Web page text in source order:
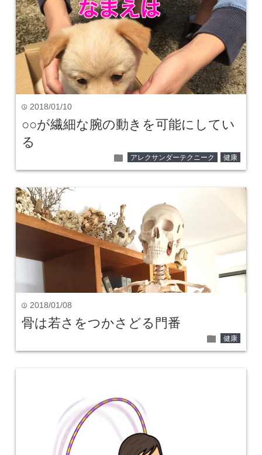
time 2018/01/10
○○が繊細な腕の動きを可能にしてい
る
folder アレクサンダーテクニーク 健康
time 2018/01/08
骨は若さをつかさどる門番
folder 健康